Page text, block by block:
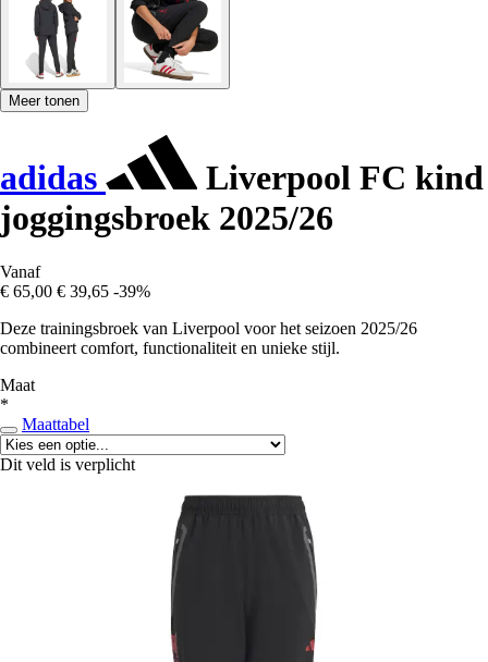
Meer tonen
adidas
Liverpool FC kind
joggingsbroek 2025/26
Vanaf
€ 65,00 € 39,65 -39%
Deze trainingsbroek van Liverpool voor het seizoen 2025/26
combineert comfort, functionaliteit en unieke stijl.
Maat
*
Maattabel
Dit veld is verplicht